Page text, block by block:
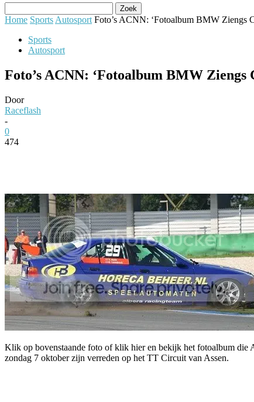
Home Sports Autosport Foto’s ACNN: ‘Fotoalbum BMW
Sports
Autosport
Foto’s ACNN: ‘Fotoalbum BMW
Door
Raceflash
-
0
474
Klik op bovenstaande foto of klik hier en bekijk het fotoalbum
zondag 7 oktober zijn verreden op het TT Circuit van Assen.